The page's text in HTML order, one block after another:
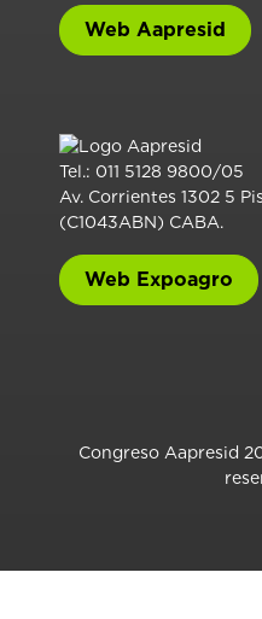
Web Aapresid
Tel.: 011 5128 9800/05
Av. Corrientes 1302 5
(C1043ABN) CABA.
Web Expoagro
Congreso Aapresid